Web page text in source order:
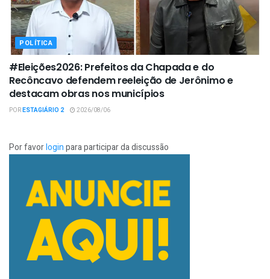
POLÍTICA
#Eleições2026: Prefeitos da Chapada e do
Recôncavo defendem reeleição de Jerônimo e
destacam obras nos municípios
PORESTAGIÁRIO 2 2026/08/06
Por favorloginpara participar da discussão